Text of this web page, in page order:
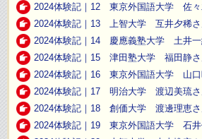
2024体験記｜12 東京外国語大学 佐々
2024体験記｜13 上智大学 互井夕稀さ
2024体験記｜14 慶應義塾大学 土井一
2024体験記｜15 津田塾大学 福田静さ
2024体験記｜16 東京外国語大学 山口
2024体験記｜17 明治大学 渡辺美琉さ
2024体験記｜18 創価大学 渡邊理恵さ
2024体験記｜19 東京外国語大学 石井